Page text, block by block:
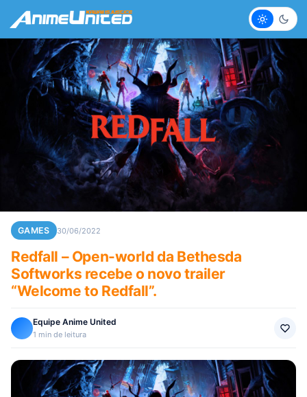
Claro
GAMES 30/06/2022
Redfall – Open-world da Bethesda
Softworks recebe o novo trailer
“Welcome to Redfall”.
Equipe Anime United
1 min de leitura